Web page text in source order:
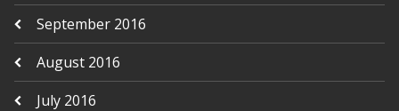
September 2016
August 2016
July 2016